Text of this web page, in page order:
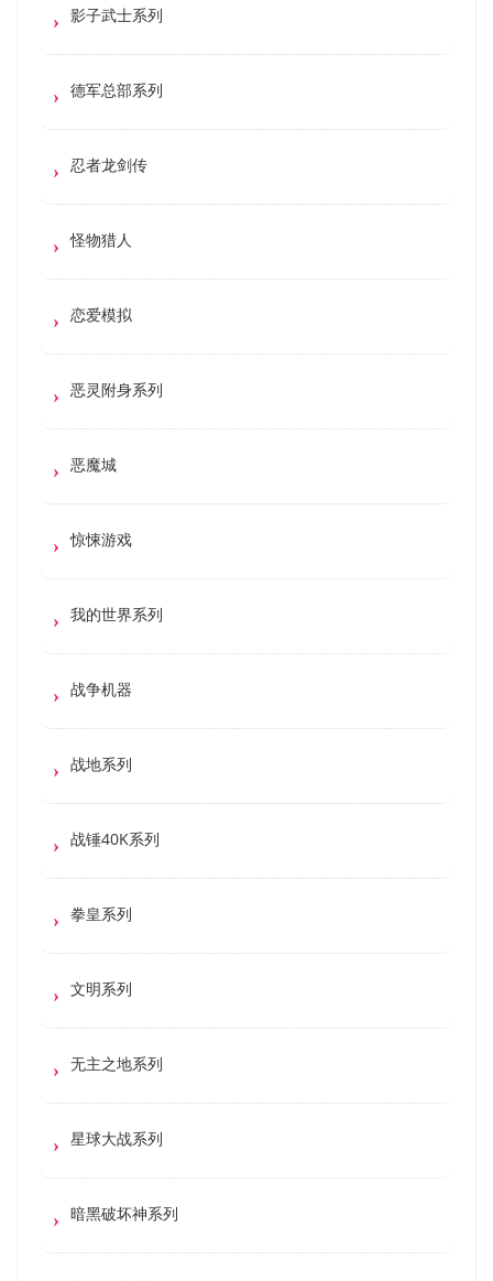
影子武士系列
德军总部系列
忍者龙剑传
怪物猎人
恋爱模拟
恶灵附身系列
恶魔城
惊悚游戏
我的世界系列
战争机器
战地系列
战锤40K系列
拳皇系列
文明系列
无主之地系列
星球大战系列
暗黑破坏神系列